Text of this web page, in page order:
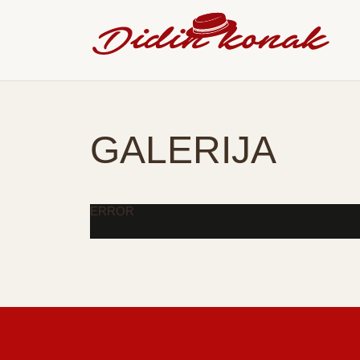
GALERIJA
ERROR